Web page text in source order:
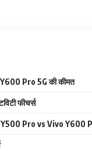
Pro 5G की कीमत
फीचर्स
Pro vs Vivo Y600